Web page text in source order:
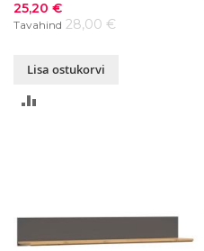
Soodushind
25,20 €
Tavahind 28,00 €
Lisa ostukorvi